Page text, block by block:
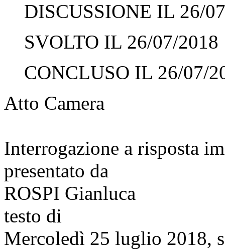
DISCUSSIONE IL 26/
SVOLTO IL 26/07/2018
CONCLUSO IL 26/07/
Atto Camera
Interrogazione a risposta
presentato da
ROSPI Gianluca
testo di
Mercoledì 25 luglio 2018,